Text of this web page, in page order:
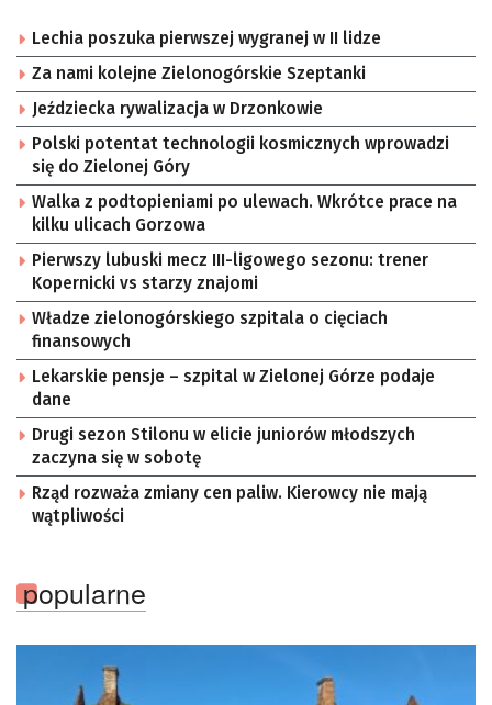
Lechia poszuka pierwszej wygranej w II lidze
Za nami kolejne Zielonogórskie Szeptanki
Jeździecka rywalizacja w Drzonkowie
Polski potentat technologii kosmicznych wprowadzi
się do Zielonej Góry
Walka z podtopieniami po ulewach. Wkrótce prace na
kilku ulicach Gorzowa
Pierwszy lubuski mecz III-ligowego sezonu: trener
Kopernicki vs starzy znajomi
Władze zielonogórskiego szpitala o cięciach
finansowych
Lekarskie pensje – szpital w Zielonej Górze podaje
dane
Drugi sezon Stilonu w elicie juniorów młodszych
zaczyna się w sobotę
Rząd rozważa zmiany cen paliw. Kierowcy nie mają
wątpliwości
popularne